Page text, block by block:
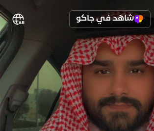
شاهد في جاكو